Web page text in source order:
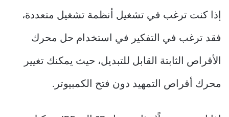
إذا كنت ترغب في تشغيل أنظمة تشغيل متعددة،
فقد ترغب في التفكير في استخدام حل محرك
الأقراص الثابتة القابل للتبديل، حيث يمكنك تغيير
محرك أقراص التمهيد دون فتح الكمبيوتر.